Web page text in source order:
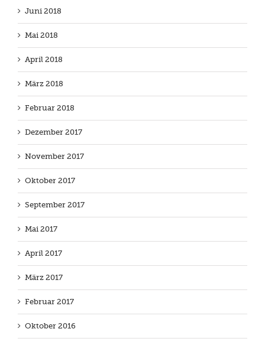
Juni 2018
Mai 2018
April 2018
März 2018
Februar 2018
Dezember 2017
November 2017
Oktober 2017
September 2017
Mai 2017
April 2017
März 2017
Februar 2017
Oktober 2016